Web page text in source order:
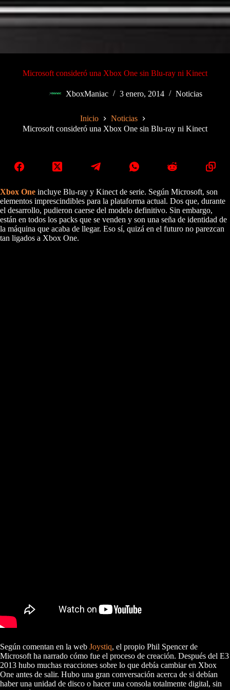
Microsoft consideró una Xbox One sin Blu-ray ni Kinect
XboxManiac 3 enero, 2014 Noticias
Inicio
Noticias
Microsoft consideró una Xbox One sin Blu-ray ni Kinect
Xbox One incluye Blu-ray y Kinect de serie. Según Microsoft, son
elementos imprescindibles para la plataforma actual. Dos que, durante
el desarrollo, pudieron caerse del modelo definitivo. Sin embargo,
están en todos los packs que se venden y son una seña de identidad de
la máquina que acaba de llegar. Eso sí, quizá en el futuro no parezcan
tan ligados a Xbox One.
Según comentan en la web Joystiq, el propio Phil Spencer de
Microsoft ha narrado cómo fue el proceso de creación. Después del E3
2013 hubo muchas reacciones sobre lo que debía cambiar en Xbox
One antes de salir. Hubo una gran conversación acerca de si debían
haber una unidad de disco o hacer una consola totalmente digital, sin